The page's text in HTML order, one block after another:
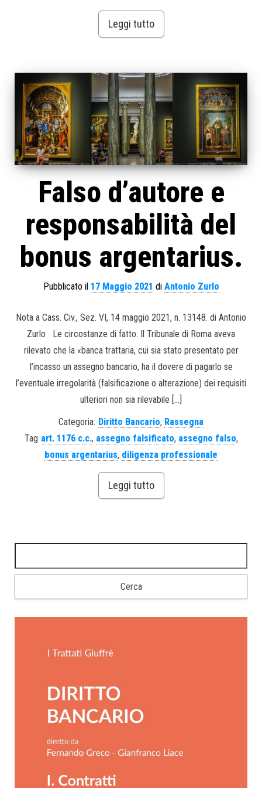
Leggi tutto
Falso d’autore e
responsabilità del
bonus argentarius.
Pubblicato il 17 Maggio 2021 di Antonio Zurlo
Nota a Cass. Civ., Sez. VI, 14 maggio 2021, n. 13148. di Antonio
Zurlo Le circostanze di fatto. Il Tribunale di Roma aveva
rilevato che la «banca trattaria, cui sia stato presentato per
l’incasso un assegno bancario, ha il dovere di pagarlo se
l’eventuale irregolarità (falsificazione o alterazione) dei requisiti
ulteriori non sia rilevabile […]
Categoria: Diritto Bancario, Rassegna
Tag art. 1176 c.c., assegno falsificato, assegno falso,
bonus argentarius, diligenza professionale
Leggi tutto